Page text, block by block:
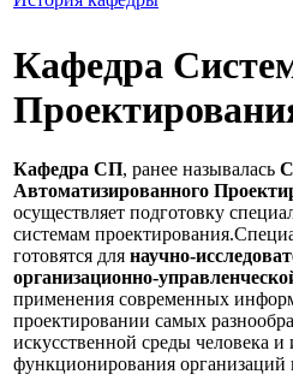
Кафедра
Кафедра СП, ранее называлась
Автоматизированного
осуществляет подготовку
системам
готовятся для научно-
организационно-
применения современных
проектировании самых
искусственной среды человека
функционирования организаций